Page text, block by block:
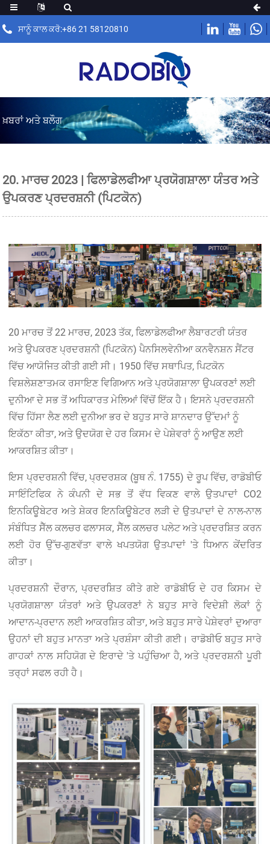
ਸਾਨੂੰ ਕਾਲ ਕਰੋ:+86 21 58120810
ਖ਼ਬਰਾਂ ਅਤੇ ਬਲੌਗ
20. ਮਾਰਚ 2023 | ਫਿਲਾਡੇਲਫੀਆ ਪ੍ਰਯੋਗਸ਼ਾਲਾ ਯੰਤਰ ਅਤੇ
ਉਪਕਰਣ ਪ੍ਰਦਰਸ਼ਨੀ (ਪਿਟਕੋਨ)
20 ਮਾਰਚ ਤੋਂ 22 ਮਾਰਚ, 2023 ਤੱਕ, ਫਿਲਾਡੇਲਫੀਆ ਲੈਬਾਰਟਰੀ ਯੰਤਰ
ਅਤੇ ਉਪਕਰਣ ਪ੍ਰਦਰਸ਼ਨੀ (ਪਿਟਕੋਨ) ਪੈਨਸਿਲਵੇਨੀਆ ਕਨਵੈਨਸ਼ਨ ਸੈਂਟਰ
ਵਿੱਚ ਆਯੋਜਿਤ ਕੀਤੀ ਗਈ ਸੀ। 1950 ਵਿੱਚ ਸਥਾਪਿਤ, ਪਿਟਕੋਨ
ਵਿਸ਼ਲੇਸ਼ਣਾਤਮਕ ਰਸਾਇਣ ਵਿਗਿਆਨ ਅਤੇ ਪ੍ਰਯੋਗਸ਼ਾਲਾ ਉਪਕਰਣਾਂ ਲਈ
ਦੁਨੀਆ ਦੇ ਸਭ ਤੋਂ ਅਧਿਕਾਰਤ ਮੇਲਿਆਂ ਵਿੱਚੋਂ ਇੱਕ ਹੈ। ਇਸਨੇ ਪ੍ਰਦਰਸ਼ਨੀ
ਵਿੱਚ ਹਿੱਸਾ ਲੈਣ ਲਈ ਦੁਨੀਆ ਭਰ ਦੇ ਬਹੁਤ ਸਾਰੇ ਸ਼ਾਨਦਾਰ ਉੱਦਮਾਂ ਨੂੰ
ਇਕੱਠਾ ਕੀਤਾ, ਅਤੇ ਉਦਯੋਗ ਦੇ ਹਰ ਕਿਸਮ ਦੇ ਪੇਸ਼ੇਵਰਾਂ ਨੂੰ ਆਉਣ ਲਈ
ਆਕਰਸ਼ਿਤ ਕੀਤਾ।
ਇਸ ਪ੍ਰਦਰਸ਼ਨੀ ਵਿੱਚ, ਪ੍ਰਦਰਸ਼ਕ (ਬੂਥ ਨੰ. 1755) ਦੇ ਰੂਪ ਵਿੱਚ, ਰਾਡੋਬੀਓ
ਸਾਇੰਟਿਫਿਕ ਨੇ ਕੰਪਨੀ ਦੇ ਸਭ ਤੋਂ ਵੱਧ ਵਿਕਣ ਵਾਲੇ ਉਤਪਾਦਾਂ CO2
ਇਨਕਿਊਬੇਟਰ ਅਤੇ ਸ਼ੇਕਰ ਇਨਕਿਊਬੇਟਰ ਲੜੀ ਦੇ ਉਤਪਾਦਾਂ ਦੇ ਨਾਲ-ਨਾਲ
ਸੰਬੰਧਿਤ ਸੈੱਲ ਕਲਚਰ ਫਲਾਸਕ, ਸੈੱਲ ਕਲਚਰ ਪਲੇਟ ਅਤੇ ਪ੍ਰਦਰਸ਼ਿਤ ਕਰਨ
ਲਈ ਹੋਰ ਉੱਚ-ਗੁਣਵੱਤਾ ਵਾਲੇ ਖਪਤਯੋਗ ਉਤਪਾਦਾਂ 'ਤੇ ਧਿਆਨ ਕੇਂਦਰਿਤ
ਕੀਤਾ।
ਪ੍ਰਦਰਸ਼ਨੀ ਦੌਰਾਨ, ਪ੍ਰਦਰਸ਼ਿਤ ਕੀਤੇ ਗਏ ਰਾਡੋਬੀਓ ਦੇ ਹਰ ਕਿਸਮ ਦੇ
ਪ੍ਰਯੋਗਸ਼ਾਲਾ ਯੰਤਰਾਂ ਅਤੇ ਉਪਕਰਣਾਂ ਨੇ ਬਹੁਤ ਸਾਰੇ ਵਿਦੇਸ਼ੀ ਲੋਕਾਂ ਨੂੰ
ਆਦਾਨ-ਪ੍ਰਦਾਨ ਲਈ ਆਕਰਸ਼ਿਤ ਕੀਤਾ, ਅਤੇ ਬਹੁਤ ਸਾਰੇ ਪੇਸ਼ੇਵਰਾਂ ਦੁਆਰਾ
ਉਹਨਾਂ ਦੀ ਬਹੁਤ ਮਾਨਤਾ ਅਤੇ ਪ੍ਰਸ਼ੰਸਾ ਕੀਤੀ ਗਈ। ਰਾਡੋਬੀਓ ਬਹੁਤ ਸਾਰੇ
ਗਾਹਕਾਂ ਨਾਲ ਸਹਿਯੋਗ ਦੇ ਇਰਾਦੇ 'ਤੇ ਪਹੁੰਚਿਆ ਹੈ, ਅਤੇ ਪ੍ਰਦਰਸ਼ਨੀ ਪੂਰੀ
ਤਰ੍ਹਾਂ ਸਫਲ ਰਹੀ ਹੈ।